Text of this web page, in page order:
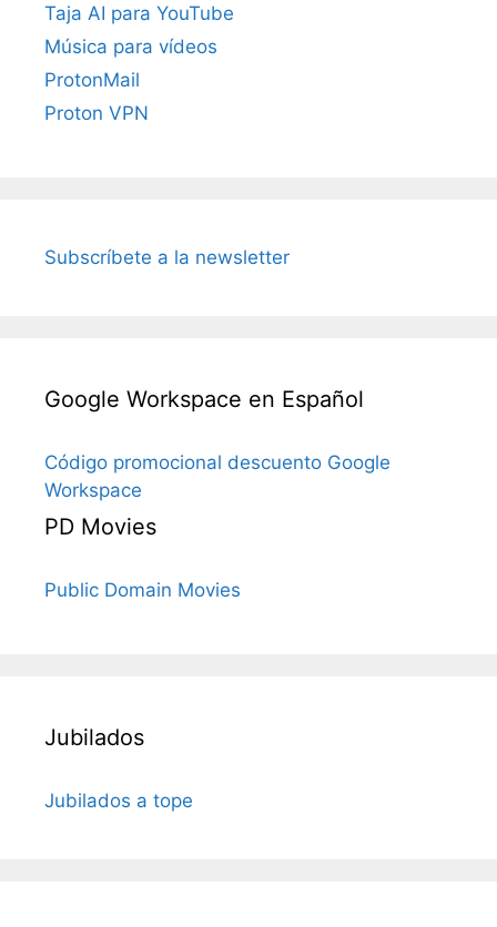
Taja AI para YouTube
Música para vídeos
ProtonMail
Proton VPN
Subscríbete a la newsletter
Google Workspace en Español
Código promocional descuento Google
Workspace
PD Movies
Public Domain Movies
Jubilados
Jubilados a tope